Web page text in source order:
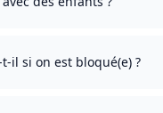
il si on est bloqué(e) ?